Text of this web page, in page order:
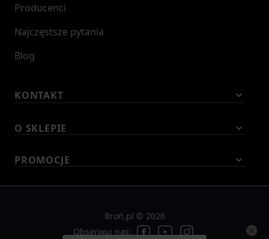
Producenci
Najczęstsze pytania
Blog
KONTAKT
O SKLEPIE
PROMOCJE
Broń.pl © 2026
Obserwuj nas: